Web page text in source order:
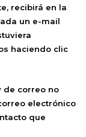
recibirá en la
un e-mail
haciendo clic
de correo no
electrónico
que